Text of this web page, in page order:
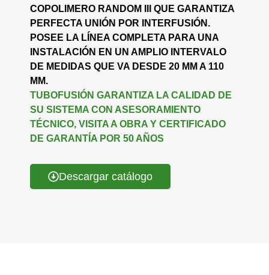
COPOLIMERO RANDOM III QUE GARANTIZA
PERFECTA UNIÓN POR INTERFUSIÓN.
POSEE LA LÍNEA COMPLETA PARA UNA
INSTALACIÓN EN UN AMPLIO INTERVALO
DE MEDIDAS QUE VA DESDE 20 MM A 110
MM.
TUBOFUSIÓN GARANTIZA LA CALIDAD DE
SU SISTEMA CON ASESORAMIENTO
TÉCNICO, VISITA A OBRA Y CERTIFICADO
DE GARANTÍA POR 50 AÑOS
Descargar catálogo